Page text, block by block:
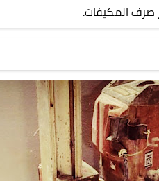
صرف المكيفات.